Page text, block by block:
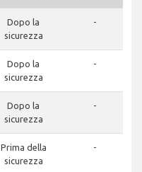
Dopo la
sicurezza
-
Dopo la
sicurezza
-
Dopo la
sicurezza
-
Prima della
sicurezza
-